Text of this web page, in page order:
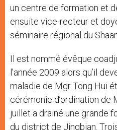
un centre de formation et
ensuite vice-recteur et
séminaire régional du
Il est nommé évêque
l’année 2009 alors qu’il
maladie de Mgr Tong Hui
cérémonie d’ordination de
juillet a drainé une grande
du district de Jingbian.